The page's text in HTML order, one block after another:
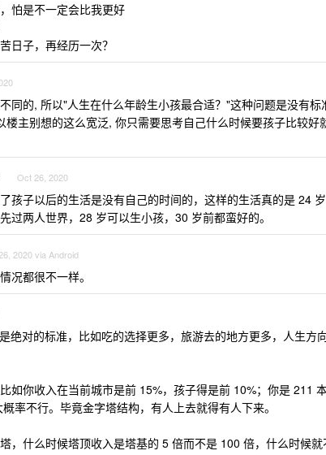
怕是不一定会比我更好
日子，再经历一次？
同的, 所以"人生在什么年龄生小孩最合适？"这种问题是没有
楼主别想的这么宽泛, 你只需要思考自己什么时候要孩子比较好
Oct 26, 2020
孩子以后的生活是没有自己的时间的，这样的生活真的是 24
过两人世界，28 岁可以生小孩，30 岁前都蛮好的。
2020 via Android
况都很不一样。
绝对的标准，比如吃的选择更多，旅游去的地方更多，人生方
如你收入在当前城市是前 15%，孩子得是前 10%；你是 211
不行。毕竟金字塔结构，有人上去就得有人下来。
，什么时候塔顶收入是塔基的 5 倍而不是 100 倍，什么时候